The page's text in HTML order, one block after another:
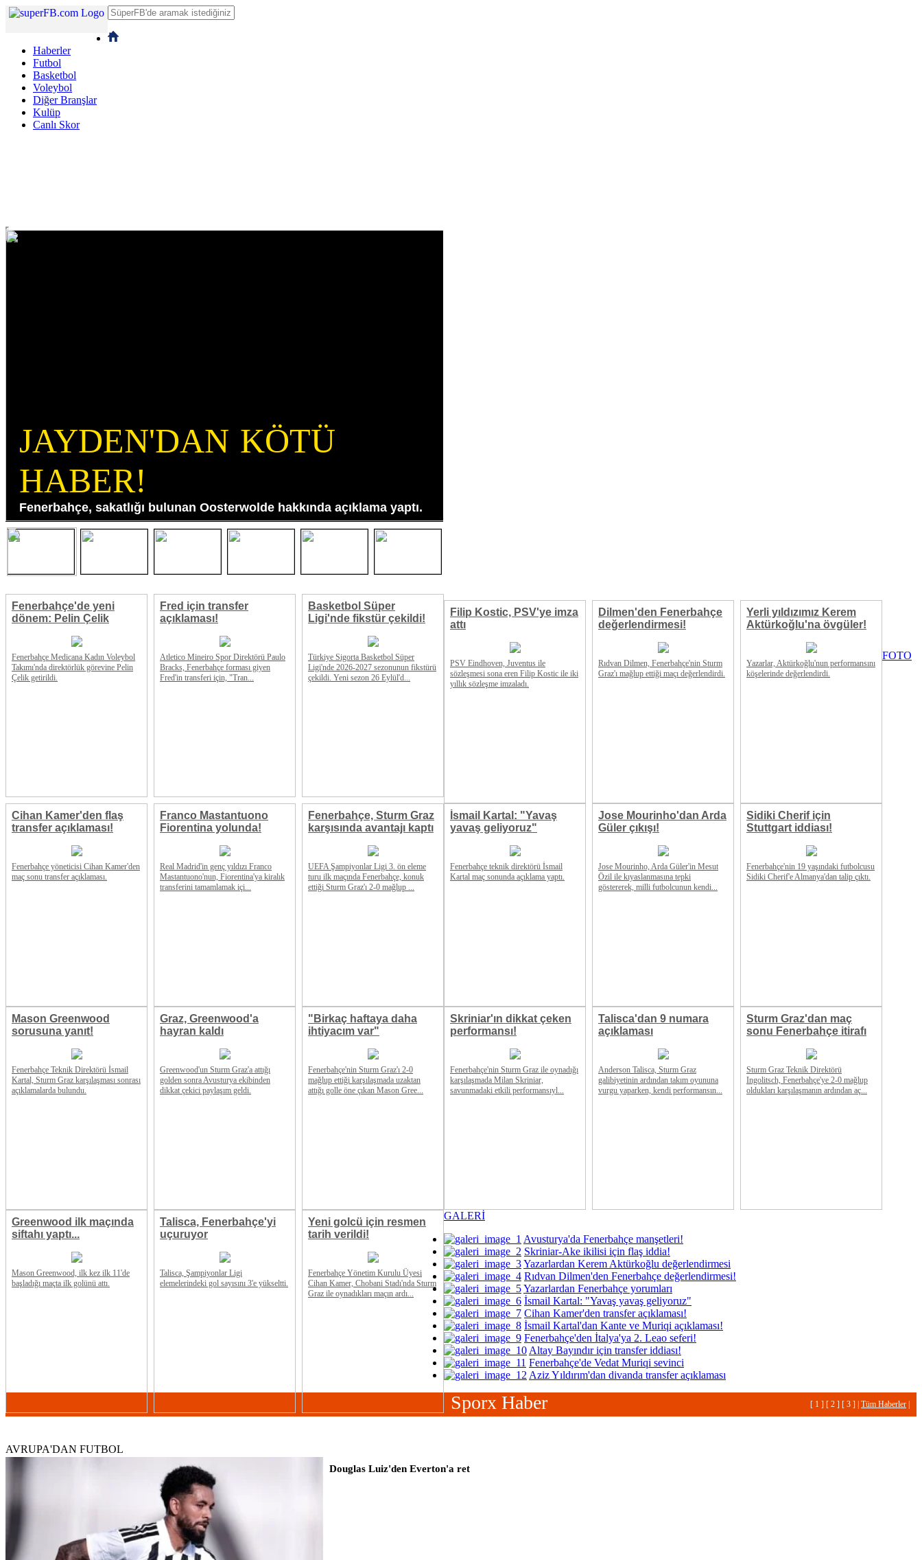
Haberler
Futbol
Basketbol
Voleybol
Diğer Branşlar
Kulüp
Canlı Skor
JAYDEN'DAN KÖTÜ
HABER!
Fenerbahçe, sakatlığı bulunan Oosterwolde hakkında açıklama yaptı.
Fenerbahçe'de yeni
dönem: Pelin Çelik
Fenerbahçe Medicana Kadın Voleybol
Takımı'nda direktörlük görevine Pelin
Çelik getirildi.
Fred için transfer
açıklaması!
Atletico Mineiro Spor Direktörü Paulo
Bracks, Fenerbahçe forması giyen
Fred'in transferi için, "Tran...
Basketbol Süper
Ligi'nde fikstür çekildi!
Türkiye Sigorta Basketbol Süper
Ligi'nde 2026-2027 sezonunun fikstürü
çekildi. Yeni sezon 26 Eylül'd...
Filip Kostic, PSV'ye imza
attı
PSV Eindhoven, Juventus ile
sözleşmesi sona eren Filip Kostic ile iki
yıllık sözleşme imzaladı.
Dilmen'den Fenerbahçe
değerlendirmesi!
Rıdvan Dilmen, Fenerbahçe'nin Sturm
Graz'ı mağlup ettiği maçı değerlendirdi.
Yerli yıldızımız Kerem
Aktürkoğlu'na övgüler!
Yazarlar, Aktürkoğlu'nun performansını
köşelerinde değerlendirdi.
Cihan Kamer'den flaş
transfer açıklaması!
Fenerbahçe yöneticisi Cihan Kamer'den
maç sonu transfer açıklaması.
Franco Mastantuono
Fiorentina yolunda!
Real Madrid'in genç yıldızı Franco
Mastantuono'nun, Fiorentina'ya kiralık
transferini tamamlamak içi...
Fenerbahçe, Sturm Graz
karşısında avantajı kaptı
UEFA Şampiyonlar Ligi 3. ön eleme
turu ilk maçında Fenerbahçe, konuk
ettiği Sturm Graz'ı 2-0 mağlup ...
İsmail Kartal: "Yavaş
yavaş geliyoruz"
Fenerbahçe teknik direktörü İsmail
Kartal maç sonunda açıklama yaptı.
Jose Mourinho'dan Arda
Güler çıkışı!
Jose Mourinho, Arda Güler'in Mesut
Özil ile kıyaslanmasına tepki
göstererek, milli futbolcunun kendi...
Sidiki Cherif için
Stuttgart iddiası!
Fenerbahçe'nin 19 yaşındaki futbolcusu
Sidiki Cherif'e Almanya'dan talip çıktı.
Mason Greenwood
sorusuna yanıt!
Fenerbahçe Teknik Direktörü İsmail
Kartal, Sturm Graz karşılaşması sonrası
açıklamalarda bulundu.
Graz, Greenwood'a
hayran kaldı
Greenwood'un Sturm Graz'a attığı
golden sonra Avusturya ekibinden
dikkat çekici paylaşım geldi.
"Birkaç haftaya daha
ihtiyacım var"
Fenerbahçe'nin Sturm Graz'ı 2-0
mağlup ettiği karşılaşmada uzaktan
attığı golle öne çıkan Mason Gree...
Skriniar'ın dikkat çeken
performansı!
Fenerbahçe'nin Sturm Graz ile oynadığı
karşılaşmada Milan Skriniar,
savunmadaki etkili performansıyl...
Talisca'dan 9 numara
açıklaması
Anderson Talisca, Sturm Graz
galibiyetinin ardından takım oyununa
vurgu yaparken, kendi performansın...
Sturm Graz'dan maç
sonu Fenerbahçe itirafı
Sturm Graz Teknik Direktörü
Ingolitsch, Fenerbahçe'ye 2-0 mağlup
oldukları karşılaşmanın ardından aç...
Greenwood ilk maçında
siftahı yaptı...
Mason Greenwood, ilk kez ilk 11'de
başladığı maçta ilk golünü attı.
Talisca, Fenerbahçe'yi
uçuruyor
Talisca, Şampiyonlar Ligi
elemelerindeki gol sayısını 3'e yükseltti.
Yeni golcü için resmen
tarih verildi!
Fenerbahçe Yönetim Kurulu Üyesi
Cihan Kamer, Chobani Stadı'nda Sturm
Graz ile oynadıkları maçın ardı...
FOTO
GALERİ
Avusturya'da Fenerbahçe manşetleri!
Skriniar-Ake ikilisi için flaş iddia!
Yazarlardan Kerem Aktürkoğlu değerlendirmesi
Rıdvan Dilmen'den Fenerbahçe değerlendirmesi!
Yazarlardan Fenerbahçe yorumları
İsmail Kartal: "Yavaş yavaş geliyoruz"
Cihan Kamer'den transfer açıklaması!
İsmail Kartal'dan Kante ve Muriqi açıklaması!
Fenerbahçe'den İtalya'ya 2. Leao seferi!
Altay Bayındır için transfer iddiası!
Fenerbahçe'de Vedat Muriqi sevinci
Aziz Yıldırım'dan divanda transfer açıklaması
Sporx Haber [ 1 ] [ 2 ] [ 3 ] | Tüm Haberler
AVRUPA'DAN FUTBOL
Douglas Luiz'den Everton'a ret